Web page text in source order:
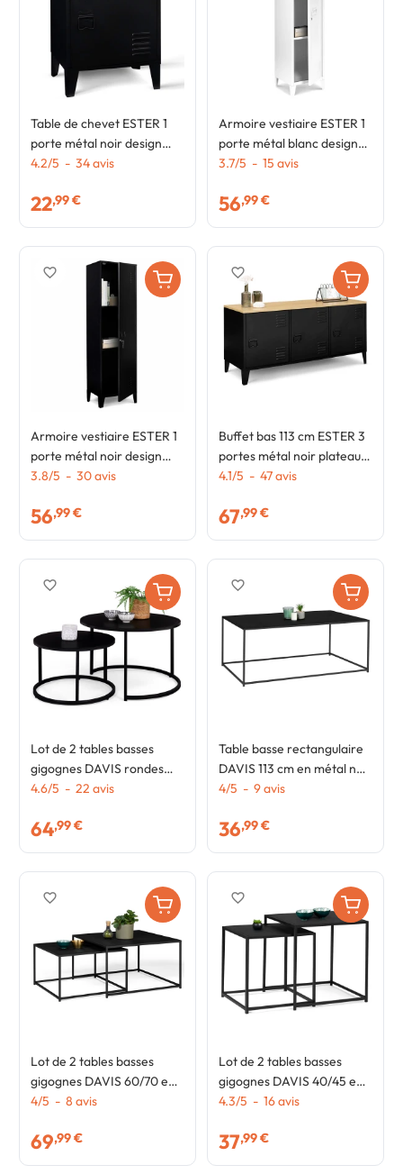
Table de chevet ESTER 1
porte métal noir design
industriel
4.2/5 - 34avis
22,99 €
Armoire vestiaire ESTER 1
porte métal blanc design
industriel
3.7/5 - 15 avis
56,99 €
Armoire vestiaire ESTER 1
porte métal noir design
industriel
3.8/5 - 30avis
56,99 €
favorite_border
Buffet bas 113 cm ESTER 3
portes métal noir plateau
bois design industriel
4.1/5 - 47avis
67,99 €
favorite_border
Lot de 2 tables basses
gigognes DAVIS rondes
54/70 en métal noir mat
4.6/5 - 22 avis
64,99 €
favorite_border
Table basse rectangulaire
DAVIS 113 cm en métal noir
mat design industriel
4/5 - 9avis
36,99 €
favorite_border
Lot de 2 tables basses
gigognes DAVIS 60/70 en
métal noir mat design
4/5 - 8 avis
69,99 €
favorite_border
Lot de 2 tables basses
gigognes DAVIS 40/45 en
métal noir mat design
4.3/5 - 16avis
37,99 €
favorite_border